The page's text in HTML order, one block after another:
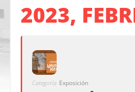
2023,
Categoría Exposición